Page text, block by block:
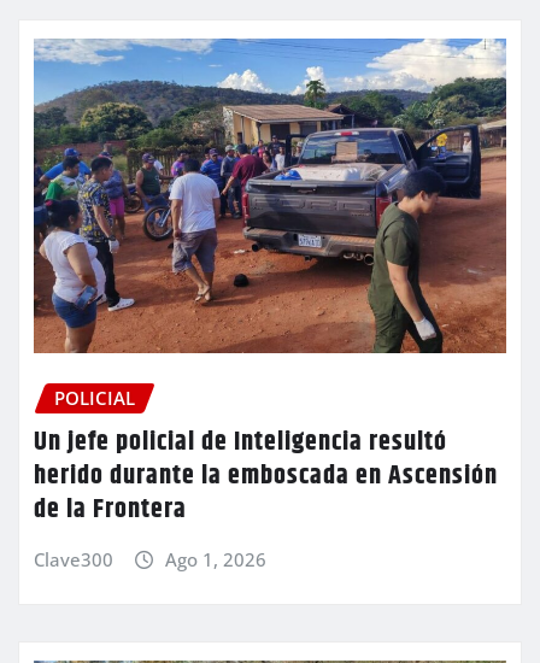
POLICIAL
Un jefe policial de Inteligencia resultó
herido durante la emboscada en Ascensión
de la Frontera
Clave300 Ago 1, 2026